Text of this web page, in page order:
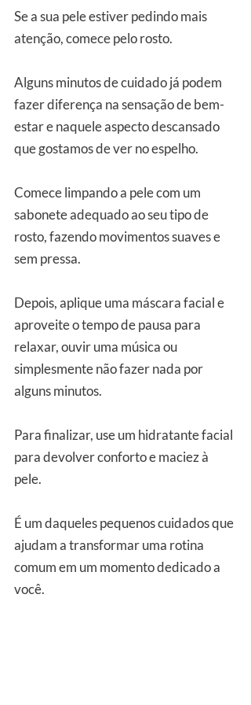
Se a sua pele estiver pedindo mais
atenção, comece pelo rosto.
Alguns minutos de cuidado já podem
fazer diferença na sensação de bem-
estar e naquele aspecto descansado
que gostamos de ver no espelho.
Comece limpando a pele com um
sabonete adequado ao seu tipo de
rosto, fazendo movimentos suaves e
sem pressa.
Depois, aplique uma máscara facial e
aproveite o tempo de pausa para
relaxar, ouvir uma música ou
simplesmente não fazer nada por
alguns minutos.
Para finalizar, use um hidratante facial
para devolver conforto e maciez à
pele.
É um daqueles pequenos cuidados que
ajudam a transformar uma rotina
comum em um momento dedicado a
você.